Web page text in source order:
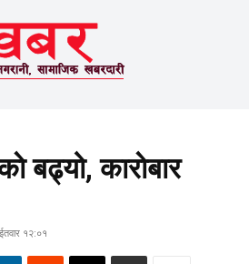
बढ्यो, काराेबार
१२:०१